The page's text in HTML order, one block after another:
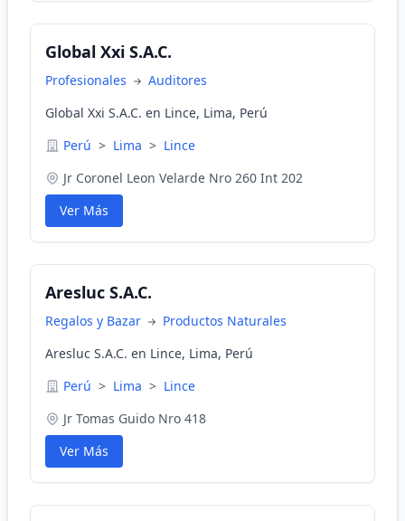
Global Xxi S.A.C.
Profesionales
Auditores
Global Xxi S.A.C. en Lince, Lima, Perú
Perú > Lima > Lince
Jr Coronel Leon Velarde Nro 260 Int 202
Ver Más
Aresluc S.A.C.
Regalos y Bazar
Productos Naturales
Aresluc S.A.C. en Lince, Lima, Perú
Perú > Lima > Lince
Jr Tomas Guido Nro 418
Ver Más